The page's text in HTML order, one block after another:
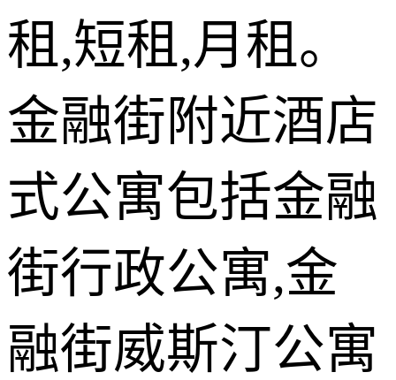
租,短租,月租。
金融街附近酒店
式公寓包括金融
街行政公寓,金
融街威斯汀公寓